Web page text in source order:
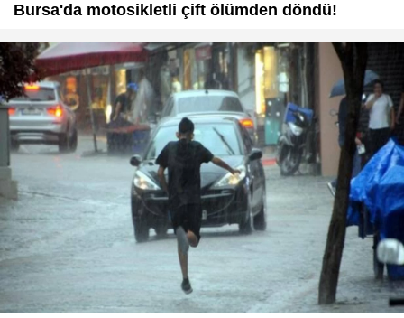
Bursa'da motosikletli çift ölümden döndü!